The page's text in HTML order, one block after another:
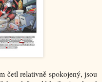
četl relativně spokojený, jsou